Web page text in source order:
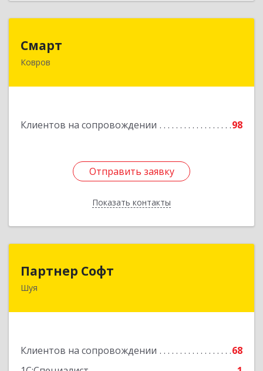
Смарт
Ковров
Клиентов на сопровождении 98
Отправить заявку
Показать контакты
601900, Владимирская обл, Ковров г, Труда ул,
Отправить заявку
Назад
Партнер Софт
Шуя
Клиентов на сопровождении
68
155900, Ивановская обл, Шуйский р-н, Шуя г,